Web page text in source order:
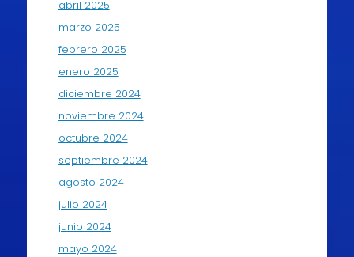
abril 2025
marzo 2025
febrero 2025
enero 2025
diciembre 2024
noviembre 2024
octubre 2024
septiembre 2024
agosto 2024
julio 2024
junio 2024
mayo 2024